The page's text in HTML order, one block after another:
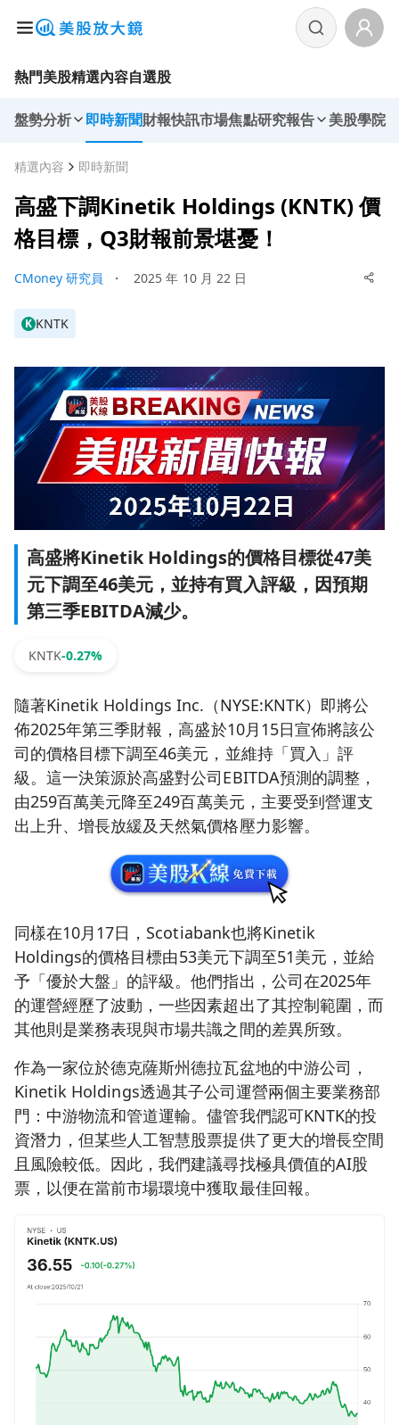
熱門美股精選內容自選股
盤勢分析 即時新聞財報快訊市場焦點研究報告 美股學院
精選內容 即時新聞
高盛下調Kinetik Holdings (KNTK) 價
格目標，Q3財報前景堪憂！
CMoney 研究員 ・ 2025 年 10 月 22 日
K KNTK
高盛將Kinetik Holdings的價格目標從47美
元下調至46美元，並持有買入評級，因預期
第三季EBITDA減少。
KNTK-0.27%
隨著Kinetik Holdings Inc.（NYSE:KNTK）即將公
佈2025年第三季財報，高盛於10月15日宣佈將該公
司的價格目標下調至46美元，並維持「買入」評
級。這一決策源於高盛對公司EBITDA預測的調整，
由259百萬美元降至249百萬美元，主要受到營運支
出上升、增長放緩及天然氣價格壓力影響。
同樣在10月17日，Scotiabank也將Kinetik
Holdings的價格目標由53美元下調至51美元，並給
予「優於大盤」的評級。他們指出，公司在2025年
的運營經歷了波動，一些因素超出了其控制範圍，而
其他則是業務表現與市場共識之間的差異所致。
作為一家位於德克薩斯州德拉瓦盆地的中游公司，
Kinetik Holdings透過其子公司運營兩個主要業務部
門：中游物流和管道運輸。儘管我們認可KNTK的投
資潛力，但某些人工智慧股票提供了更大的增長空間
且風險較低。因此，我們建議尋找極具價值的AI股
票，以便在當前市場環境中獲取最佳回報。